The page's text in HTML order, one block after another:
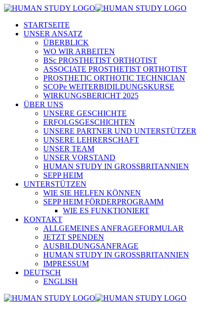
STARTSEITE
UNSER ANSATZ
ÜBERBLICK
WO WIR ARBEITEN
BSc PROSTHETIST ORTHOTIST
ASSOCIATE PROSTHETIST ORTHOTIST
PROSTHETIC ORTHOTIC TECHNICIAN
SCOPe WEITERBIDILDUNGSKURSE
WIRKUNGSBERICHT 2025
ÜBER UNS
UNSERE GESCHICHTE
ERFOLGSGESCHICHTEN
UNSERE PARTNER UND UNTERSTÜTZER
UNSERE LEHRERSCHAFT
UNSER TEAM
UNSER VORSTAND
HUMAN STUDY IN GROSSBRITANNIEN
SEPP HEIM
UNTERSTÜTZEN
WIE SIE HELFEN KÖNNEN
SEPP HEIM FÖRDERPROGRAMM
WIE ES FUNKTIONIERT
KONTAKT
ALLGEMEINES ANFRAGEFORMULAR
JETZT SPENDEN
AUSBILDUNGSANFRAGE
HUMAN STUDY IN GROSSBRITANNIEN
IMPRESSUM
DEUTSCH
ENGLISH